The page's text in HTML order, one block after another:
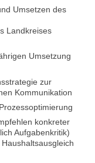
Umsetzen des
Landkreises
Umsetzung
zur
Kommunikation
konkreter
Aufgabenkritik)